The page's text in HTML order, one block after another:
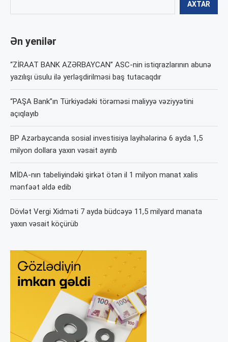
AXTAR
Ən yenilər
“ZİRAAT BANK AZƏRBAYCAN” ASC-nin istiqrazlarının abunə
yazılışı üsulu ilə yerləşdirilməsi baş tutacaqdır
“PAŞA Bank”ın Türkiyədəki törəməsi maliyyə vəziyyətini
açıqlayıb
BP Azərbaycanda sosial investisiya layihələrinə 6 ayda 1,5
milyon dollara yaxın vəsait ayırıb
MİDA-nın tabeliyindəki şirkət ötən il 1 milyon manat xalis
mənfəət əldə edib
Dövlət Vergi Xidməti 7 ayda büdcəyə 11,5 milyard manata
yaxın vəsait köçürüb